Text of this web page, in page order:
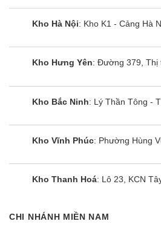
JS25VF.
Tiết kiệm điện thông
Econo Cool
hp tự động điều chỉnh hướng
tại cửa gió và tăng hiệu quả
lên 20%.
lọc tiên tiến
màng lọc tiên tiến giúp lọc
Kho Hà Nội: Kho K1 - Cảng Hà
Kho Hưng Yên: Đường 379, Thị
Kho Bắc Ninh: Lý Thần Tông -
Kho Vĩnh Phúc: Phường Hùng
Kho Thanh Hoá: Lô 23, KCN
CHI NHÁNH MIỀN NAM